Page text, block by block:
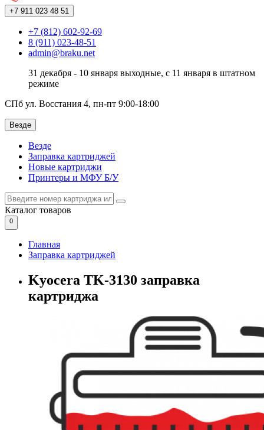
+7 911 023 48 51
+7 (812) 602-92-69
8 (911) 023-48-51
admin@braku.net
31 декабря - 10 января выходные, с 11 января в штатном
режиме
СПб ул. Восстания 4, пн-пт 9:00-18:00
Везде
Везде
Заправка картриджей
Новые картриджи
Принтеры и МФУ Б/У
Каталог товаров
0
Главная
Заправка картриджей
Kyocera TK-3130 заправка
картриджа